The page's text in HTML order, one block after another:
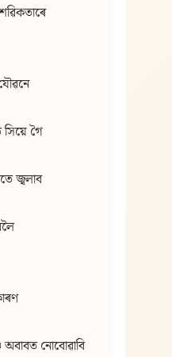
গৈ
জ্বলাব
নোবোৱাবি